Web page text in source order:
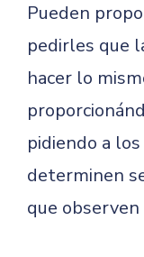
Pueden
pedirles que
hacer lo
pidiendo a
determinen
que observen